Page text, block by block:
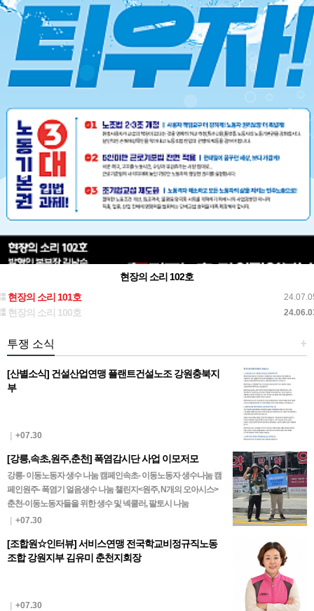
현장의 소리 102호
현장의 소리 101호
현장의 소리 100호
+
투쟁 소식
[산별소식] 건설산업연맹 플랜트건설노조 강원충북지
부
| +07.30
[강릉,속초,원주,춘천] 폭염감시단 사업 이모저모
강릉- 이동노동자 생수 나눔 캠페인속초- 이동노동자 생수나눔 캠
페인원주- 폭염기 얼음생수 나눔 챌린지<원주, N개의 오아시스>
춘천-이동노동자들을 위한 생수 및 넥쿨러, 팔토시 나눔
| +07.30
[조합원☆인터뷰] 서비스연맹 전국학교비정규직노동
조합 강원지부 김유미 춘천지회장
| +07.30